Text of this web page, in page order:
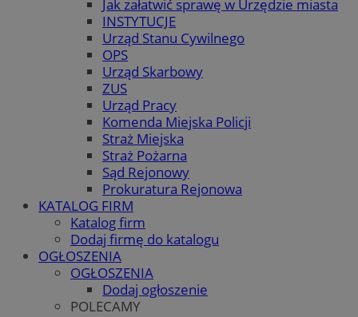
Jak załatwić sprawę w Urzędzie miasta
INSTYTUCJE
Urząd Stanu Cywilnego
OPS
Urząd Skarbowy
ZUS
Urząd Pracy
Komenda Miejska Policji
Straż Miejska
Straż Pożarna
Sąd Rejonowy
Prokuratura Rejonowa
KATALOG FIRM
Katalog firm
Dodaj firmę do katalogu
OGŁOSZENIA
OGŁOSZENIA
Dodaj ogłoszenie
POLECAMY